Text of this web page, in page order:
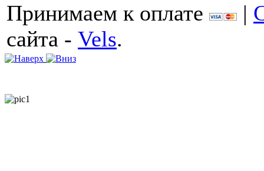
Принимаем к оплате
|
сайта - Vels.